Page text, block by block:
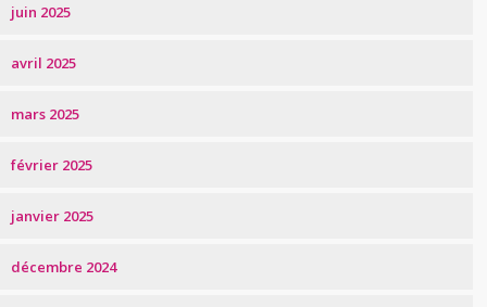
juin 2025
avril 2025
mars 2025
février 2025
janvier 2025
décembre 2024